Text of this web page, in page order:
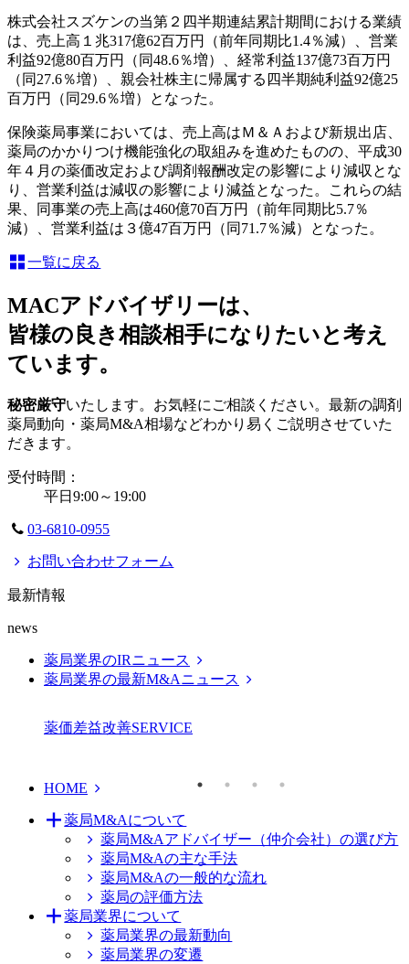
株式会社スズケンの当第２四半期連結累計期間における業績
は、売上高１兆317億62百万円（前年同期比1.4％減）、営業
利益92億80百万円（同48.6％増）、経常利益137億73百万円
（同27.6％増）、親会社株主に帰属する四半期純利益92億25
百万円（同29.6％増）となった。
保険薬局事業においては、売上高はＭ＆Ａおよび新規出店、
薬局のかかりつけ機能強化の取組みを進めたものの、平成30
年４月の薬価改定および調剤報酬改定の影響により減収とな
り、営業利益は減収の影響により減益となった。これらの結
果、同事業の売上高は460億70百万円（前年同期比5.7％
減）、営業利益は３億47百万円（同71.7％減）となった。
一覧に戻る
MACアドバイザリーは、
皆様の良き相談相手になりたいと考え
ています。
秘密厳守いたします。お気軽にご相談ください。最新の調剤
薬局動向・薬局M&A相場などわかり易くご説明させていた
だきます。
受付時間：
平日9:00～19:00
03-6810-0955
お問い合わせフォーム
最新情報
news
薬局業界のIRニュース
薬局業界の最新M&Aニュース
薬価差益改善SERVICE
HOME
薬局M&Aについて
薬局M&Aアドバイザー（仲介会社）の選び方
薬局M&Aの主な手法
薬局M&Aの一般的な流れ
薬局の評価方法
薬局業界について
薬局業界の最新動向
薬局業界の変遷